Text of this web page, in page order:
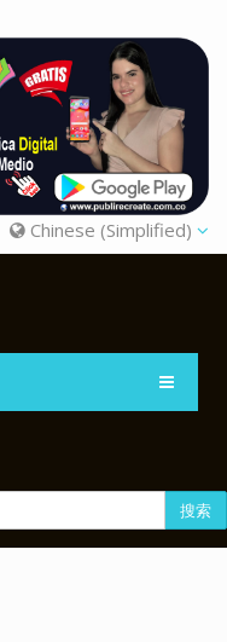
Chinese (Simplified)
搜索